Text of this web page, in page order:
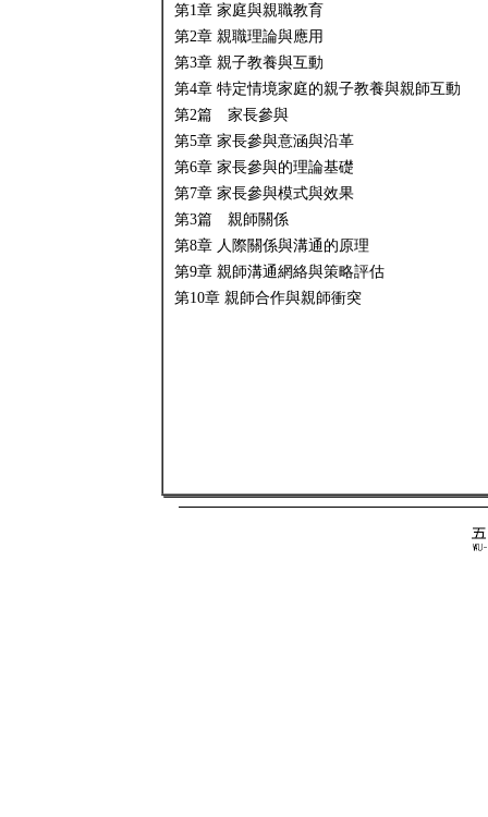
第1章 家庭與親職教育
第2章 親職理論與應用
第3章 親子教養與互動
第4章 特定情境家庭的親子教養與親師互動
第2篇 家長參與
第5章 家長參與意涵與沿革
第6章 家長參與的理論基礎
第7章 家長參與模式與效果
第3篇 親師關係
第8章 人際關係與溝通的原理
第9章 親師溝通網絡與策略評估
第10章 親師合作與親師衝突